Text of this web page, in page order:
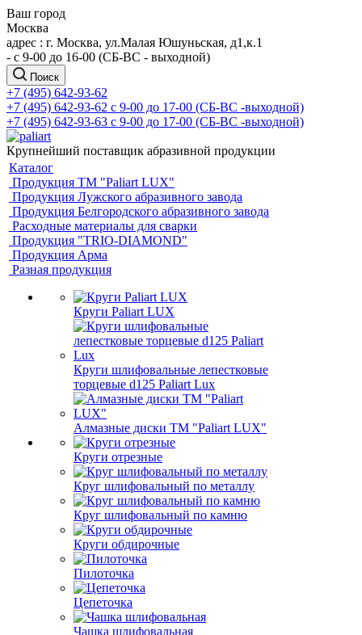
Ваш город
Москва
адрес : г. Москва, ул.Малая Юшуньская, д1,к.1
- c 9-00 до 16-00 (СБ-ВС - выходной)
Поиск
+7 (495) 642-93-62
+7 (495) 642-93-62 c 9-00 до 17-00 (СБ-ВС -выходной)
+7 (495) 642-93-63 c 9-00 до 17-00 (СБ-ВС -выходной)
Крупнейший поставщик абразивной продукции
Каталог
Продукция ТМ "Paliart LUX"
Продукция Лужского абразивного завода
Продукция Белгородского абразивного завода
Расходные материалы для сварки
Продукция "TRIO-DIAMOND"
Продукция Арма
Разная продукция
Круги Paliart LUX
Круги шлифовальные лепестковые
торцевые d125 Paliart Lux
Алмазные диски ТМ "Paliart LUX"
Круги отрезные
Круг шлифовальный по металлу
Круг шлифовальный по камню
Круги обдирочные
Пилоточка
Цепеточка
Чашка шлифовальная